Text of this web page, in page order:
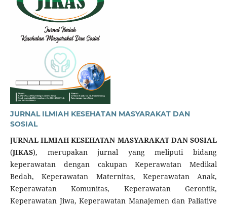
JURNAL ILMIAH KESEHATAN MASYARAKAT DAN
SOSIAL
JURNAL ILMIAH KESEHATAN MASYARAKAT DAN SOSIAL
(JIKAS), merupakan jurnal yang meliputi bidang
keperawatan dengan cakupan Keperawatan Medikal
Bedah, Keperawatan Maternitas, Keperawatan Anak,
Keperawatan Komunitas, Keperawatan Gerontik,
Keperawatan Jiwa, Keperawatan Manajemen dan Paliative